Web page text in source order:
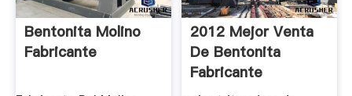
Bentonita Molino
Fabricante
2012 Mejor Venta
De Bentonita
Fabricante